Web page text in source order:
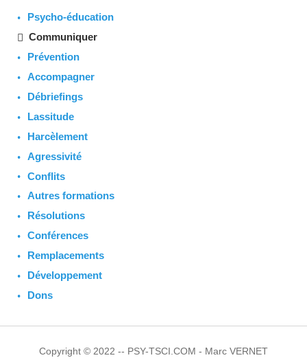
Psycho-éducation
Communiquer
Prévention
Accompagner
Débriefings
Lassitude
Harcèlement
Agressivité
Conflits
Autres formations
Résolutions
Conférences
Remplacements
Développement
Dons
Copyright © 2022 -- PSY-TSCI.COM - Marc VERNET